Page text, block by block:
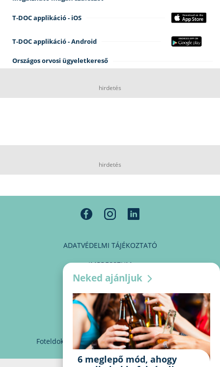
T-DOC applikáció - iOS
T-DOC applikáció - Android
Országos orvosi ügyeletkereső
hirdetés
hirdetés
ADATVÉDELMI TÁJÉKOZTATÓ
IMPRESSZUM
MÉDIAAJÁNLAT
PARTNEREINK
KAPCSOLAT
Foteldoki info@foteldoki.hu Süti beállítások
Neked ajánljuk
6 meglepő mód, ahogy